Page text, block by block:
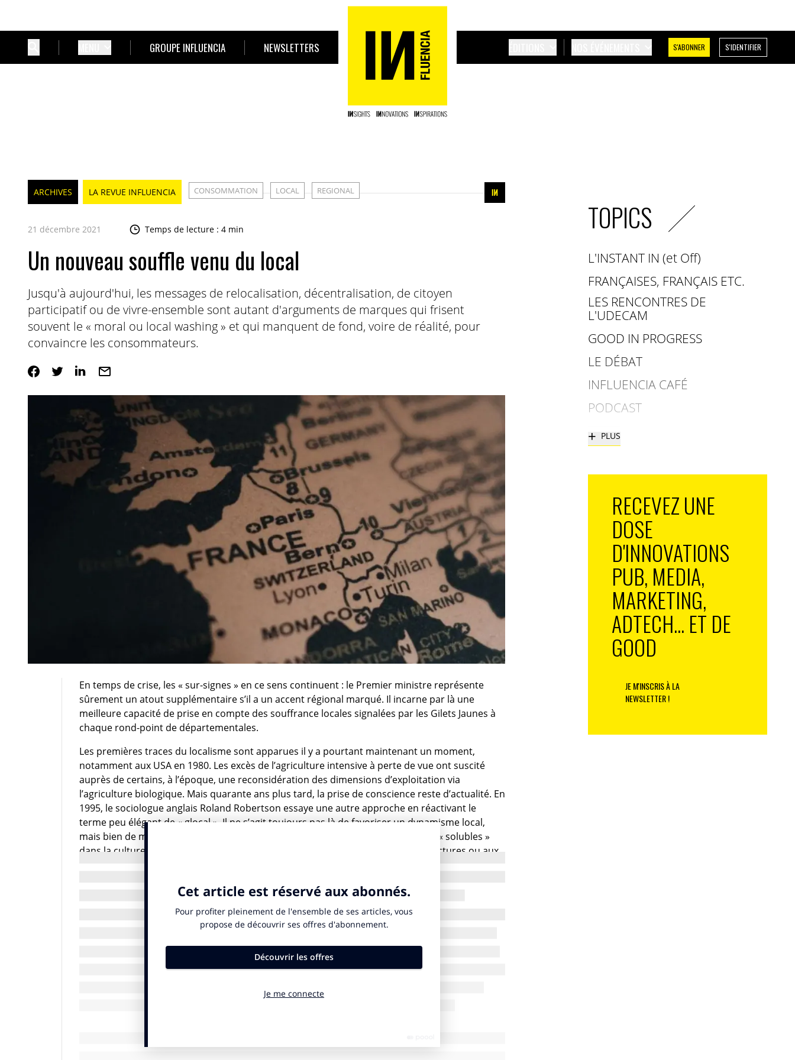
GROUPE INFLUENCIA NEWSLETTERS S'ABONNER S'IDENTIFIER
ARCHIVES LA REVUE INFLUENCIA CONSOMMATION LOCAL REGIONAL
21 décembre 2021 Temps de lecture : 4 min
Un nouveau souffle venu du local
Jusqu'à aujourd'hui, les messages de relocalisation, décentralisation, de citoyen
participatif ou de vivre-ensemble sont autant d'arguments de marques qui frisent
souvent le « moral ou local washing » et qui manquent de fond, voire de réalité, pour
convaincre les consommateurs.
En temps de crise, les « sur-signes » en ce sens continuent : le Premier ministre représente
sûrement un atout supplémentaire s’il a un accent régional marqué. Il incarne par là une
meilleure capacité de prise en compte des souffrance locales signalées par les Gilets Jaunes à
chaque rond-point de départementales.
Les premières traces du localisme sont apparues il y a pourtant maintenant un moment,
notamment aux USA en 1980. Les excès de l’agriculture intensive à perte de vue ont suscité
auprès de certains, à l’époque, une reconsidération des dimensions d’exploitation via
l’agriculture biologique. Mais quarante ans plus tard, la prise de conscience reste d’actualité. En
1995, le sociologue anglais Roland Robertson essaye une autre approche en réactivant le
terme peu élégant de « glocal ». Il ne s’agit toujours pas là de favoriser un dynamisme local,
mais bien de maintenir un souffle mondial qui prend alors les codes locaux plus « solubles »
dans la culture de chaque pays. On a tous en tête McDo qui d’adapte aux architectures ou aux
années des stratégies de marque qui veulent revendiquer haut et fort leurs injonctions
protectionnistes ou écologiques, bref, locales. Mais la question reste à quel pourcentage de
leur production et à quelle échéance… Et plus largement : est-ce la bonne voie ? N’y a-t-il pas un
danger d’initier un régionalisme, un communautarisme exacerbé, un retour en arrière, un
archaïsme de représentation sociétale ? Un « despotisme régional » doit-il nécessairement
succéder à un « despotisme mondial » ? Va-t-on résoudre les souffrances industrielles à coup
TOPICS
L'INSTANT IN (et Off)
FRANÇAISES, FRANÇAIS ETC.
LES RENCONTRES DE
L'UDECAM
GOOD IN PROGRESS
LE DÉBAT
INFLUENCIA CAFÉ
PODCAST
+ PLUS
RECEVEZ UNE
DOSE
D'INNOVATIONS
PUB, MEDIA,
MARKETING,
ADTECH... ET DE
GOOD
JE M'INSCRIS À LA
NEWSLETTER !